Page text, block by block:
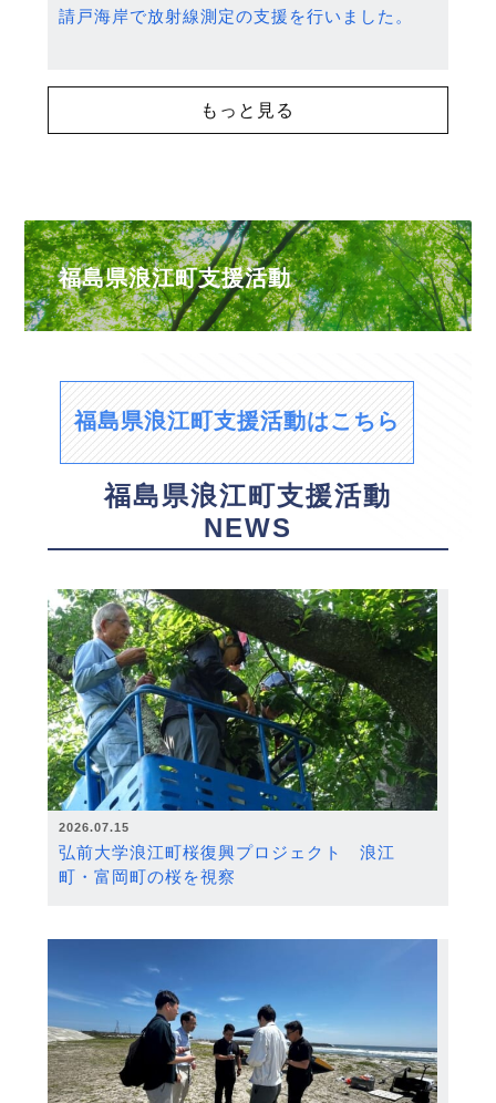
請戸海岸で放射線測定の支援を行いました。
もっと見る
福島県浪江町支援活動
福島県浪江町支援活動はこちら
福島県浪江町支援活動
NEWS
2026.07.15
弘前大学浪江町桜復興プロジェクト 浪江
町・富岡町の桜を視察